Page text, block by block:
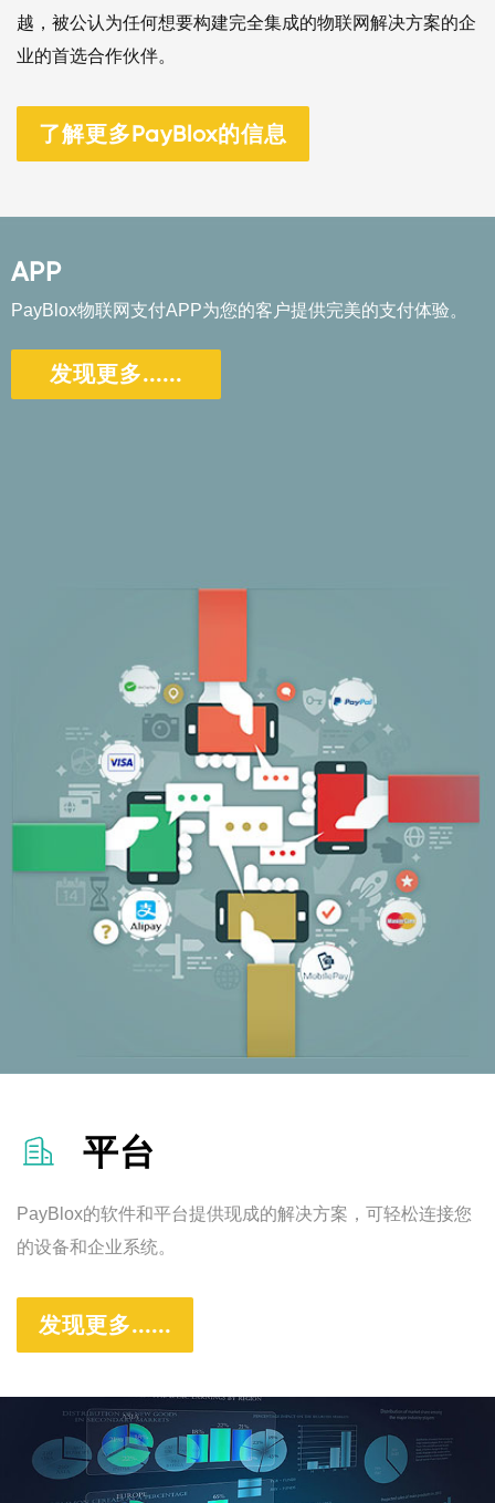
越，被公认为任何想要构建完全集成的物联网解决方案的企
业的首选合作伙伴。
了解更多PayBlox的信息
APP
PayBlox物联网支付APP为您的客户提供完美的支付体验。
发现更多......
 平台
PayBlox的软件和平台提供现成的解决方案，可轻松连接您
的设备和企业系统。
发现更多......